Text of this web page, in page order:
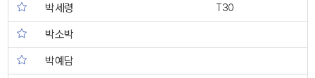
박세령 T30
박소박
박예담